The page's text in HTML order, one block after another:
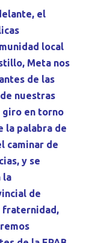
el
local
Meta nos
de las
nuestras
en torno
la palabra de
caminar de
y se
la
de
fraternidad,